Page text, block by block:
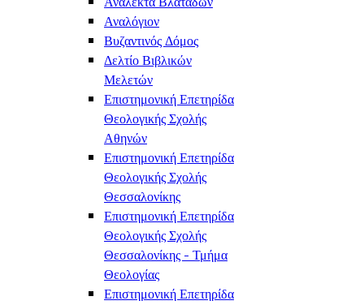
Αναλόγιον
Βυζαντινός Δόμος
Δελτίο Βιβλικών
Μελετών
Επιστημονική Επετηρίδα
Θεολογικής Σχολής
Αθηνών
Επιστημονική Επετηρίδα
Θεολογικής Σχολής
Θεσσαλονίκης
Επιστημονική Επετηρίδα
Θεολογικής Σχολής
Θεσσαλονίκης - Τμήμα
Θεολογίας
Επιστημονική Επετηρίδα